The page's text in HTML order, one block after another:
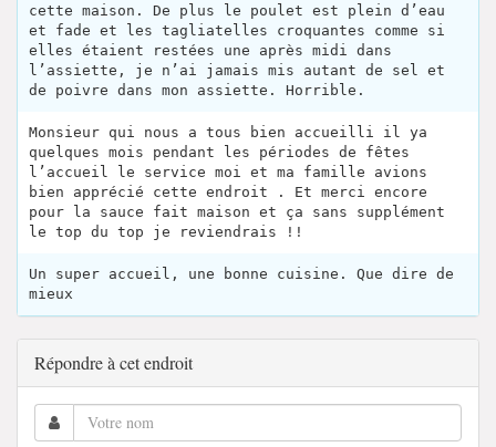
cette maison. De plus le poulet est plein d’eau
et fade et les tagliatelles croquantes comme si
elles étaient restées une après midi dans
l’assiette, je n’ai jamais mis autant de sel et
de poivre dans mon assiette. Horrible.
Monsieur qui nous a tous bien accueilli il ya
quelques mois pendant les périodes de fêtes
l’accueil le service moi et ma famille avions
bien apprécié cette endroit . Et merci encore
pour la sauce fait maison et ça sans supplément
le top du top je reviendrais !!
Un super accueil, une bonne cuisine. Que dire de
mieux
Répondre à cet endroit